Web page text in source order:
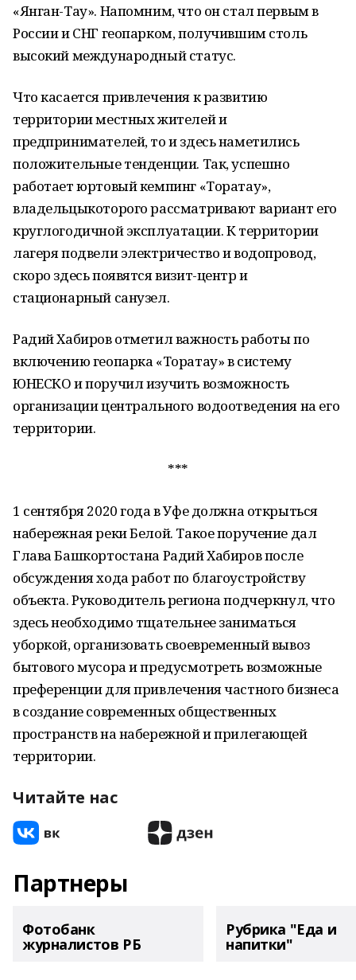
«Янган-Тау». Напомним, что он стал первым в
России и СНГ геопарком, получившим столь
высокий международный статус.
Что касается привлечения к развитию
территории местных жителей и
предпринимателей, то и здесь наметились
положительные тенденции. Так, успешно
работает юртовый кемпинг «Торатау»,
владельцыкоторого рассматривают вариант его
круглогодичной эксплуатации. К территории
лагеря подвели электричество и водопровод,
скоро здесь появятся визит-центр и
стационарный санузел.
Радий Хабиров отметил важность работы по
включению геопарка «Торатау» в систему
ЮНЕСКО и поручил изучить возможность
организации центрального водоотведения на его
территории.
***
1 сентября 2020 года в Уфе должна открыться
набережная реки Белой. Такое поручение дал
Глава Башкортостана Радий Хабиров после
обсуждения хода работ по благоустройству
объекта. Руководитель региона подчеркнул, что
здесь необходимо тщательнее заниматься
уборкой, организовать своевременный вывоз
бытового мусора и предусмотреть возможные
преференции для привлечения частного бизнеса
в создание современных общественных
пространств на набережной и прилегающей
территории.
Читайте нас
Партнеры
Фотобанк
журналистов РБ
Рубрика "Еда и
напитки"